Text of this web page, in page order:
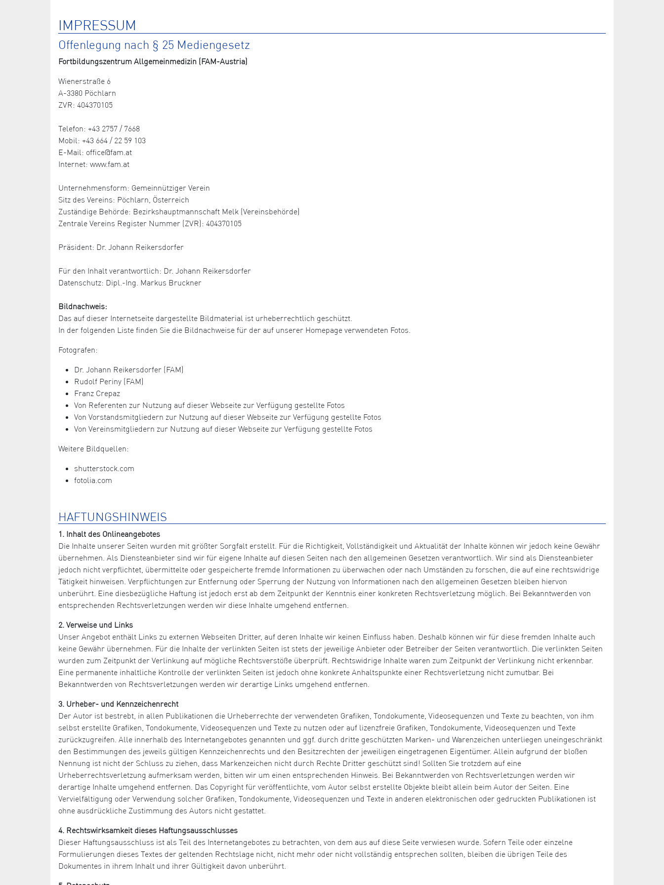
IMPRESSUM
Offenlegung nach § 25 Mediengesetz
Fortbildungszentrum Allgemeinmedizin (FAM-Austria)
Wienerstraße 6
A-3380 Pöchlarn
ZVR: 404370105
Telefon: +43 2757 / 7668
Mobil: +43 664 / 22 59 103
E-Mail: office@fam.at
Internet: www.fam.at
Unternehmensform: Gemeinnütziger Verein
Sitz des Vereins: Pöchlarn, Österreich
Zuständige Behörde: Bezirkshauptmannschaft Melk (Vereinsbehörde)
Zentrale Vereins Register Nummer (ZVR): 404370105
Präsident: Dr. Johann Reikersdorfer
Für den Inhalt verantwortlich: Dr. Johann Reikersdorfer
Datenschutz: Dipl.-Ing. Markus Bruckner
Bildnachweis:
Das auf dieser Internetseite dargestellte Bildmaterial ist urheberrechtlich geschützt.
In der folgenden Liste finden Sie die Bildnachweise für der auf unserer Homepage verwendeten Fotos.
Fotografen:
Dr. Johann Reikersdorfer (FAM)
Rudolf Periny (FAM)
Franz Crepaz
Von Referenten zur Nutzung auf dieser Webseite zur Verfügung gestellte Fotos
Von Vorstandsmitgliedern zur Nutzung auf dieser Webseite zur Verfügung gestellte Fotos
Von Vereinsmitgliedern zur Nutzung auf dieser Webseite zur Verfügung gestellte Fotos
Weitere Bildquellen:
shutterstock.com
fotolia.com
HAFTUNGSHINWEIS
1. Inhalt des Onlineangebotes
Die Inhalte unserer Seiten wurden mit größter Sorgfalt erstellt. Für die Richtigkeit, Vollständigkeit und Aktualität der Inhalte können wir jedoch keine Gewähr
übernehmen. Als Diensteanbieter sind wir für eigene Inhalte auf diesen Seiten nach den allgemeinen Gesetzen verantwortlich. Wir sind als Diensteanbieter
jedoch nicht verpflichtet, übermittelte oder gespeicherte fremde Informationen zu überwachen oder nach Umständen zu forschen, die auf eine rechtswidrige
Tätigkeit hinweisen. Verpflichtungen zur Entfernung oder Sperrung der Nutzung von Informationen nach den allgemeinen Gesetzen bleiben hiervon
unberührt. Eine diesbezügliche Haftung ist jedoch erst ab dem Zeitpunkt der Kenntnis einer konkreten Rechtsverletzung möglich. Bei Bekanntwerden von
entsprechenden Rechtsverletzungen werden wir diese Inhalte umgehend entfernen.
2. Verweise und Links
Unser Angebot enthält Links zu externen Webseiten Dritter, auf deren Inhalte wir keinen Einfluss haben. Deshalb können wir für diese fremden Inhalte auch
keine Gewähr übernehmen. Für die Inhalte der verlinkten Seiten ist stets der jeweilige Anbieter oder Betreiber der Seiten verantwortlich. Die verlinkten Seiten
wurden zum Zeitpunkt der Verlinkung auf mögliche Rechtsverstöße überprüft. Rechtswidrige Inhalte waren zum Zeitpunkt der Verlinkung nicht erkennbar.
Eine permanente inhaltliche Kontrolle der verlinkten Seiten ist jedoch ohne konkrete Anhaltspunkte einer Rechtsverletzung nicht zumutbar. Bei
Bekanntwerden von Rechtsverletzungen werden wir derartige Links umgehend entfernen.
3. Urheber- und Kennzeichenrecht
Der Autor ist bestrebt, in allen Publikationen die Urheberrechte der verwendeten Grafiken, Tondokumente, Videosequenzen und Texte zu beachten, von ihm
selbst erstellte Grafiken, Tondokumente, Videosequenzen und Texte zu nutzen oder auf lizenzfreie Grafiken, Tondokumente, Videosequenzen und Texte
zurückzugreifen. Alle innerhalb des Internetangebotes genannten und ggf. durch dritte geschützten Marken- und Warenzeichen unterliegen uneingeschränkt
den Bestimmungen des jeweils gültigen Kennzeichenrechts und den Besitzrechten der jeweiligen eingetragenen Eigentümer. Allein aufgrund der bloßen
Nennung ist nicht der Schluss zu ziehen, dass Markenzeichen nicht durch Rechte Dritter geschützt sind! Sollten Sie trotzdem auf eine
Urheberrechtsverletzung aufmerksam werden, bitten wir um einen entsprechenden Hinweis. Bei Bekanntwerden von Rechtsverletzungen werden wir
derartige Inhalte umgehend entfernen. Das Copyright für veröffentlichte, vom Autor selbst erstellte Objekte bleibt allein beim Autor der Seiten. Eine
Vervielfältigung oder Verwendung solcher Grafiken, Tondokumente, Videosequenzen und Texte in anderen elektronischen oder gedruckten Publikationen ist
ohne ausdrückliche Zustimmung des Autors nicht gestattet.
4. Rechtswirksamkeit dieses Haftungsausschlusses
Dieser Haftungsausschluss ist als Teil des Internetangebotes zu betrachten, von dem aus auf diese Seite verwiesen wurde. Sofern Teile oder einzelne
Formulierungen dieses Textes der geltenden Rechtslage nicht, nicht mehr oder nicht vollständig entsprechen sollten, bleiben die übrigen Teile des
Dokumentes in ihrem Inhalt und ihrer Gültigkeit davon unberührt.